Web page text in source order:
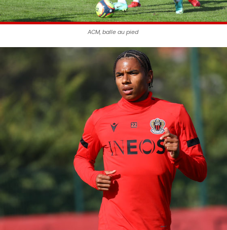
ACM, balle au pied